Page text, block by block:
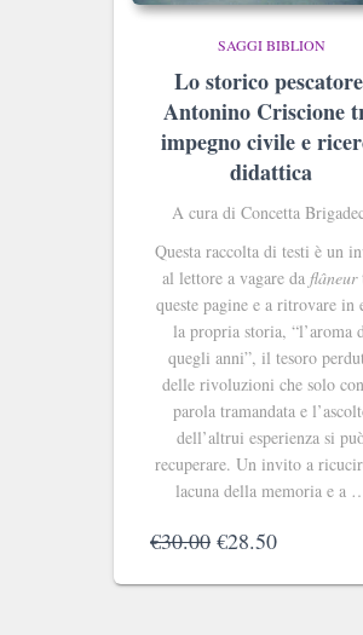
SAGGI BIBLION
Lo storico
Antonino Criscione
impegno civile e
didattica
A cura di Concetta
Questa raccolta di testi è un
al lettore a vagare da flâneur
queste pagine e a ritrovare in
la propria storia, “l’aroma
quegli anni”, il tesoro
delle rivoluzioni che solo
parola tramandata e
dell’altrui esperienza si
recuperare. Un invito a
lacuna della memoria e a
€30.00 Il
originale
€28.50Il
attuale